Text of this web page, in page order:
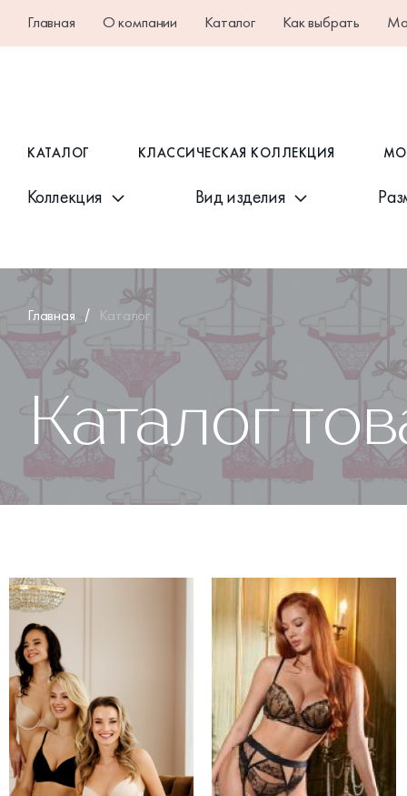
Главная О компании Каталог Как выбрать
КАТАЛОГ КЛАССИЧЕСКАЯ КОЛЛЕКЦИЯ
Главная Каталог
Каталог